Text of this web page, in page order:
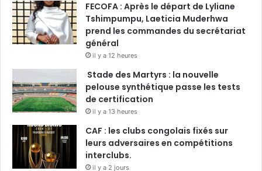
FECOFA : Après le départ de Lyliane
Tshimpumpu, Laeticia Muderhwa
prend les commandes du secrétariat
général
il y a 12 heures
Stade des Martyrs : la nouvelle
pelouse synthétique passe les tests
de certification
il y a 13 heures
CAF : les clubs congolais fixés sur
leurs adversaires en compétitions
interclubs.
il y a 2 jours